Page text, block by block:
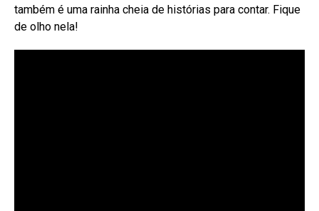
também é uma rainha cheia de histórias para contar. Fique
de olho nela!